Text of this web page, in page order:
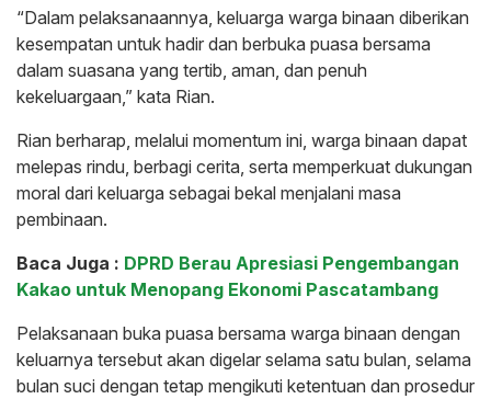
“Dalam pelaksanaannya, keluarga warga binaan diberikan
kesempatan untuk hadir dan berbuka puasa bersama
dalam suasana yang tertib, aman, dan penuh
kekeluargaan,” kata Rian.
Rian berharap, melalui momentum ini, warga binaan dapat
melepas rindu, berbagi cerita, serta memperkuat dukungan
moral dari keluarga sebagai bekal menjalani masa
pembinaan.
Baca Juga : DPRD Berau Apresiasi Pengembangan
Kakao untuk Menopang Ekonomi Pascatambang
Pelaksanaan buka puasa bersama warga binaan dengan
keluarnya tersebut akan digelar selama satu bulan, selama
bulan suci dengan tetap mengikuti ketentuan dan prosedur